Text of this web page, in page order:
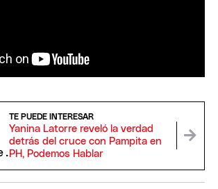
TE PUEDE INTERESAR
Yanina Latorre reveló la verdad
detrás del cruce con Pampita en
PH, Podemos Hablar